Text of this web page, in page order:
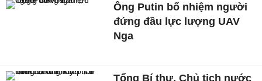
Ông Putin bổ nhiệm người
đứng đầu lực lượng UAV
Nga
Tổng Bí thư, Chủ tịch nước